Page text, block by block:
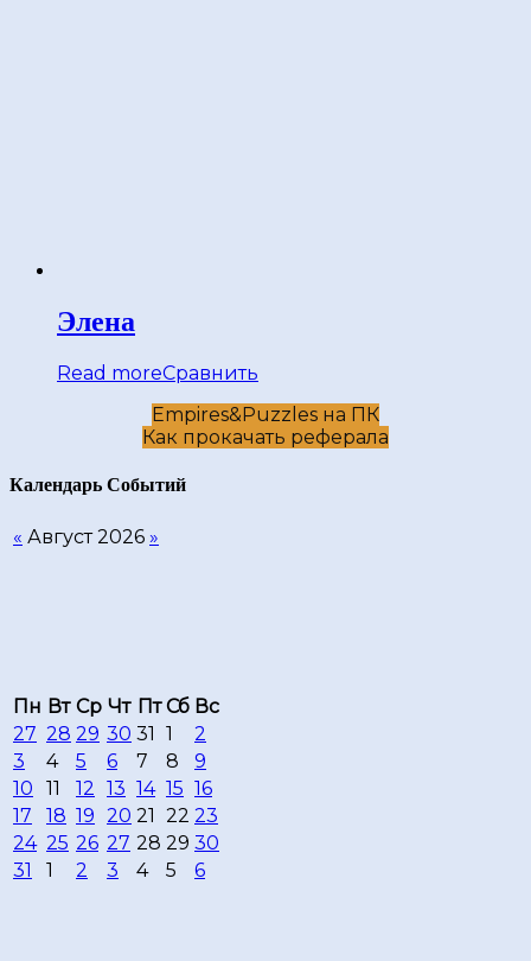
Элена
Read moreСравнить
Empires&Puzzles на ПК
Как прокачать реферала
Календарь Cобытий
« Август 2026 »
Пн Вт Ср Чт Пт Сб Вс
27 28 29 30 31 1
2
3
4 5 6 7 8
9
10
11 12 13 14 15 16
17
18 19 20 21 22 23
24 25 26 27 28 29 30
31
1 2 3 4 5 6